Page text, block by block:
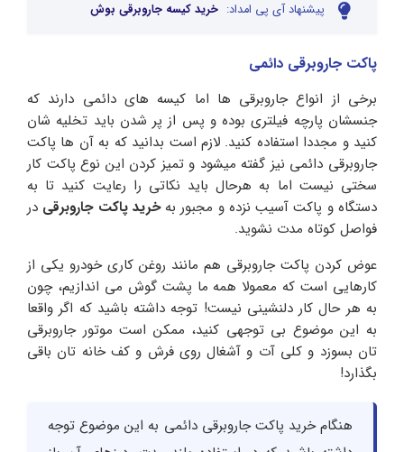
پیشنهاد آی پی امداد: خرید کیسه جاروبرقی بوش
پاکت جاروبرقی دائمی
برخی از انواع جاروبرقی ها اما کیسه های دائمی دارند که
جنسشان پارچه فیلتری بوده و پس از پر شدن باید تخلیه شان
کنید و مجددا استفاده کنید. لازم است بدانید که به آن ها پاکت
جاروبرقی دائمی نیز گفته میشود و تمیز کردن این نوع پاکت کار
سختی نیست اما به هرحال باید نکاتی را رعایت کنید تا به
دستگاه و پاکت آسیب نزده و مجبور بهخرید پاکت جاروبرقی در
فواصل کوتاه مدت نشوید.
عوض کردن پاکت جاروبرقی هم مانند روغن کاری خودرو یکی از
کارهایی است که معمولا همه ما پشت گوش می اندازیم، چون
به هر حال کار دلنشینی نیست! توجه داشته باشید که اگر واقعا
به این موضوع بی توجهی کنید، ممکن است موتور جاروبرقی
تان بسوزد و کلی آت و آشغال روی فرش و کف خانه تان باقی
بگذارد!
هنگام خرید پاکت جاروبرقی دائمی به این موضوع توجه